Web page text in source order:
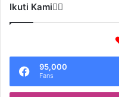
Ikuti Kami❤️‍🔥
95,000
Fans